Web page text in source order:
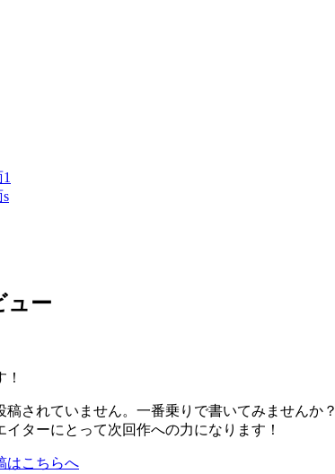
ュー
稿されていません。一番乗りで書いてみませんか？
ターにとって次回作への力になります！
はこちらへ